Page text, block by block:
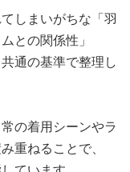
しまいがちな「羽
との関係性」
通の基準で整理し
の着用シーンやラ
重ねることで、